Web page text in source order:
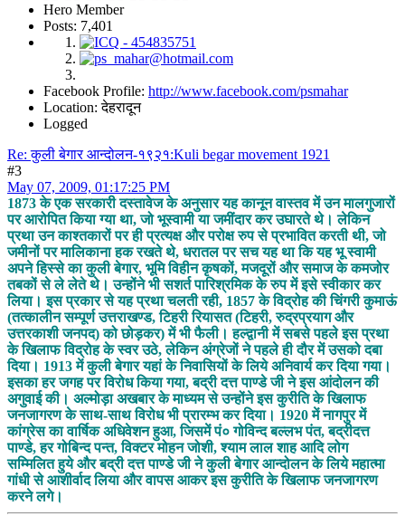
Hero Member
Posts: 7,401
Facebook Profile: http://www.facebook.com/psmahar
Location: देहरादून
Logged
Re: कुली बेगार आन्दोलन-१९२१:Kuli begar movement 1921
#3
May 07, 2009, 01:17:25 PM
1873 के एक सरकारी दस्तावेज के अनुसार यह कानून वास्तव में उन मालगुजारों
पर आरोपित किया ग्या था, जो भूस्वामी या जमींदार कर उघारते थे। लेकिन
प्रथा उन काश्तकारों पर ही प्रत्यक्ष और परोक्ष रुप से प्रभावित करती थी, जो
जमीनों पर मालिकाना हक रखते थे, धरातल पर सच यह था कि यह भू स्वामी
अपने हिस्से का कुली बेगार, भूमि विहीन कृषकों, मजदूरों और समाज के कमजोर
तबकों से ले लेते थे। उन्होंने भी सशर्त पारिश्रमिक के रुप में इसे स्वीकार कर
लिया। इस प्रकार से यह प्रथा चलती रही, 1857 के विद्रोह की चिंगरी कुमाऊं
(तत्कालीन सम्पूर्ण उत्तराखण्ड, टिहरी रियासत (टिहरी, रुद्रप्रयाग और
उत्तरकाशी जनपद) को छोड़कर) में भी फैली। हल्द्वानी में सबसे पहले इस प्रथा
के खिलाफ विद्रोह के स्वर उठे, लेकिन अंग्रेजों ने पहले ही दौर में उसको दबा
दिया। 1913 में कुली बेगार यहां के निवासियों के लिये अनिवार्य कर दिया गया।
इसका हर जगह पर विरोध किया गया, बद्री दत्त पाण्डे जी ने इस आंदोलन की
अगुवाई की। अल्मोड़ा अखबार के माध्यम से उन्होंने इस कुरीति के खिलाफ
जनजागरण के साथ-साथ विरोध भी प्रारम्भ कर दिया। 1920 में नागपुर में
कांग्रेस का वार्षिक अधिवेशन हुआ, जिसमें पं० गोविन्द बल्लभ पंत, बद्रीदत्त
पाण्डे, हर गोबिन्द पन्त, विक्टर मोहन जोशी, श्याम लाल शाह आदि लोग
सम्मिलित हुये और बद्री दत्त पाण्डे जी ने कुली बेगार आन्दोलन के लिये महात्मा
गांधी से आशीर्वाद लिया और वापस आकर इस कुरीति के खिलाफ जनजागरण
करने लगे।